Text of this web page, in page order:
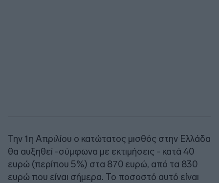
Την 1η Απριλίου ο κατώτατος μισθός στην Ελλάδα
θα αυξηθεί -σύμφωνα με εκτιμήσεις - κατά 40
ευρώ (περίπου 5%) στα 870 ευρώ, από τα 830
ευρώ που είναι σήμερα. Το ποσοστό αυτό είναι